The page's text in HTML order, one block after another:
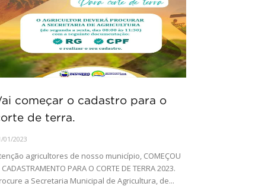
começar o cadastro para o
de terra.
01/2023
agricultores de nosso município, COMEÇOU
CADASTRAMENTO PARA O CORTE DE TERRA 2023.
a Secretaria Municipal de Agricultura, de...